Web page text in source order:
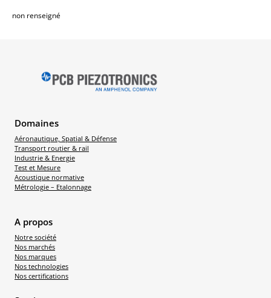
non renseigné
Domaines
Aéronautique, Spatial & Défense
Transport routier & rail
Industrie & Energie
Test et Mesure
Acoustique normative
Métrologie – Etalonnage
A propos
Notre société
Nos marchés
Nos marques
Nos technologies
Nos certifications